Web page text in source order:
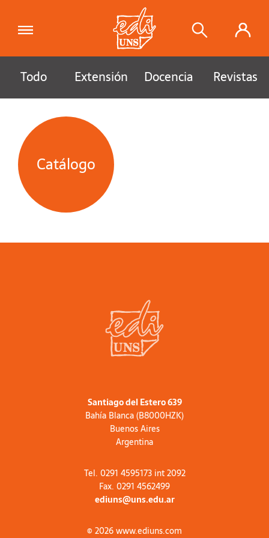
Todo Extensión Docencia Revistas
Catálogo
Santiago del Estero 639
Bahía Blanca (B8000HZK)
Buenos Aires
Argentina
Tel. 0291 4595173 int 2092
Fax. 0291 4562499
ediuns@uns.edu.ar
© 2026 www.ediuns.com